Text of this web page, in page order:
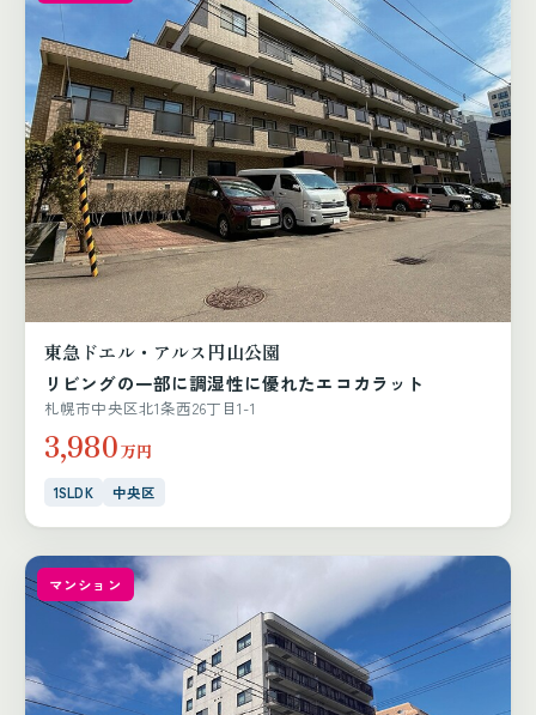
東急ドエル・アルス円山公園
リビングの一部に調湿性に優れたエコカラット
札幌市中央区北1条西26丁目1-1
3,980万円
1SLDK 中央区
マンション